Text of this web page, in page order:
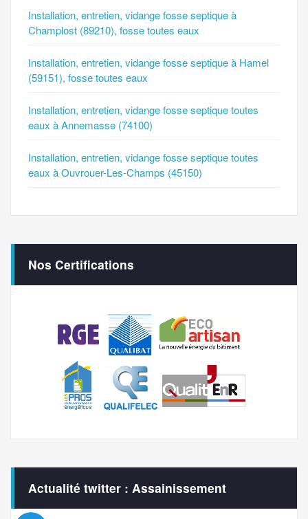
Installation, entretien, vidange fosse septique à
Champlost (89210), fosse toutes eaux
Installation, entretien, vidange fosse septique à Hamel
(59151), fosse toutes eaux
Installation, entretien, vidange fosse septique toutes
eaux à Annemasse (74100)
Installation, entretien, vidange fosse septique toutes
eaux à Ouvrouer-Les-Champs (45150)
Nos Certifications
Actualité twitter : Assainissement